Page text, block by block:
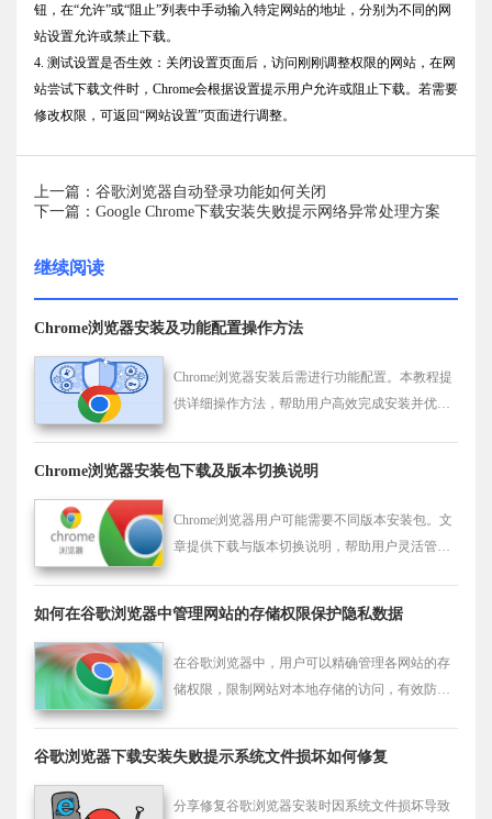
钮，在“允许”或“阻止”列表中手动输入特定网站的地址，分别为不同的网
站设置允许或禁止下载。
4. 测试设置是否生效：关闭设置页面后，访问刚刚调整权限的网站，在网
站尝试下载文件时，Chrome会根据设置提示用户允许或阻止下载。若需要
修改权限，可返回“网站设置”页面进行调整。
上一篇：谷歌浏览器自动登录功能如何关闭
下一篇：Google Chrome下载安装失败提示网络异常处理方案
继续阅读
Chrome浏览器安装及功能配置操作方法
Chrome浏览器安装后需进行功能配置。本教程提
供详细操作方法，帮助用户高效完成安装并优化
Chrome浏览器安装包下载及版本切换说明
Chrome浏览器用户可能需要不同版本安装包。文
章提供下载与版本切换说明，帮助用户灵活管理
如何在谷歌浏览器中管理网站的存储权限保护隐私数据
在谷歌浏览器中，用户可以精确管理各网站的存
储权限，限制网站对本地存储的访问，有效防止
谷歌浏览器下载安装失败提示系统文件损坏如何修复
分享修复谷歌浏览器安装时因系统文件损坏导致